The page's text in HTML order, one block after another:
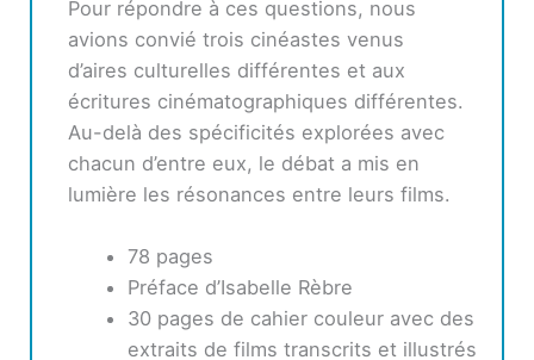
Pour répondre à ces questions, nous
avions convié trois cinéastes venus
d’aires culturelles différentes et aux
écritures cinématographiques différentes.
Au-delà des spécificités explorées avec
chacun d’entre eux, le débat a mis en
lumière les résonances entre leurs films.
78 pages
Préface d’Isabelle Rèbre
30 pages de cahier couleur avec des
extraits de films transcrits et illustrés